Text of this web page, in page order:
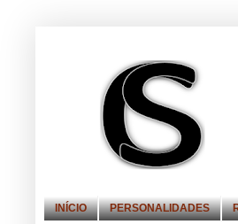
INÍCIO PERSONALIDADES